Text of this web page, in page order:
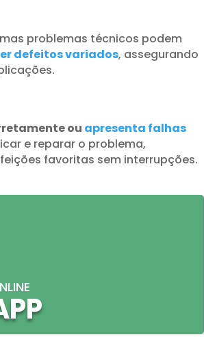
problemas técnicos podem
defeitos variados, assegurando
ou apresenta falhas
e reparar o problema,
favoritas sem interrupções.